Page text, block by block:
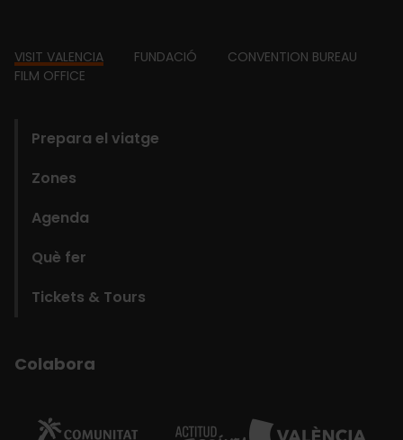
Footer
VISIT VALENCIA FUNDACIÓ
CONVENTION BUREAU
FILM OFFICE
Prepara el viatge
Zones
Agenda
Què fer
Tickets & Tours
Colabora